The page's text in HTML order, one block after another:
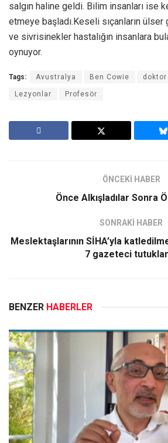
salgın haline geldi. Bilim insanları ise
etmeye başladı.Keseli sıçanların
ve sivrisinekler hastalığın insanlara
oynuyor.
Tags: Avustralya Ben Cowie doktor
Lezyonlar Profesör
ÖNCEKİ HABER
Önce Alkışladılar Sonra
SONRAKİ HABER
Meslektaşlarının SİHA’yla
7 gazeteci
BENZER HABERLER